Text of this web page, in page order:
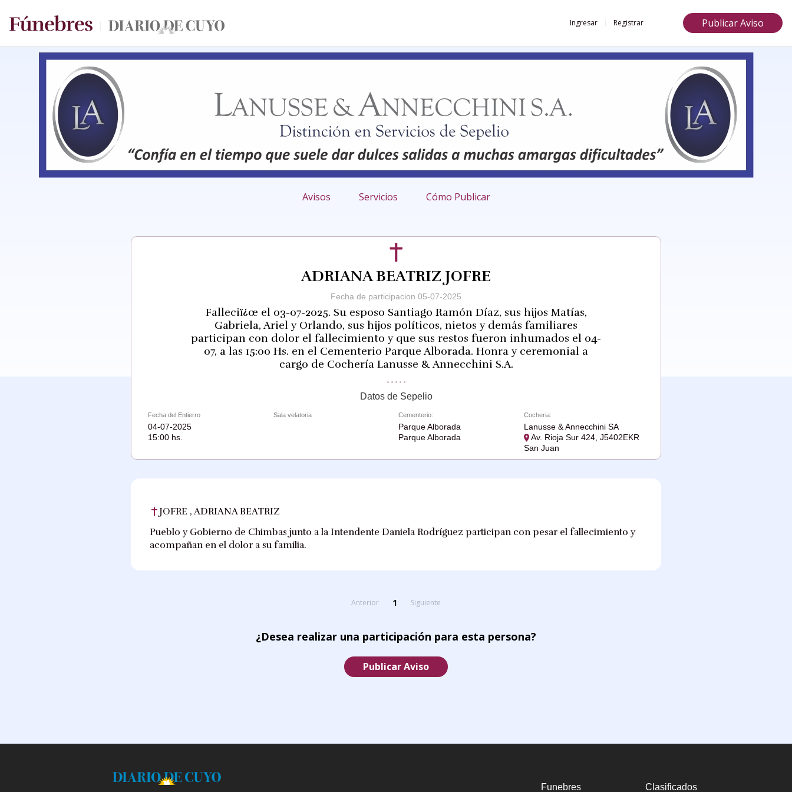
Ingresar Registrar Publicar Aviso
Avisos Servicios Cómo Publicar
ADRIANA BEATRIZ JOFRE
Fecha de participacion 05-07-2025
Falleciï¿œ el 03-07-2025. Su esposo Santiago Ramón Díaz, sus hijos Matías,
Gabriela, Ariel y Orlando, sus hijos políticos, nietos y demás familiares
participan con dolor el fallecimiento y que sus restos fueron inhumados el 04-
07, a las 15:00 Hs. en el Cementerio Parque Alborada. Honra y ceremonial a
cargo de Cochería Lanusse & Annecchini S.A.
Datos de Sepelio
Fecha del Entierro
04-07-2025
15:00 hs.
Sala velatoria Cementerio:
Parque Alborada
Parque Alborada
Cocheria:
Lanusse & Annecchini SA
Av. Rioja Sur 424, J5402EKR
San Juan
JOFRE , ADRIANA BEATRIZ
Pueblo y Gobierno de Chimbas junto a la Intendente Daniela Rodríguez participan con pesar el fallecimiento y
acompañan en el dolor a su familia.
Anterior 1 Siguiente
¿Desea realizar una participación para esta persona?
Publicar Aviso
Funebres Clasificados